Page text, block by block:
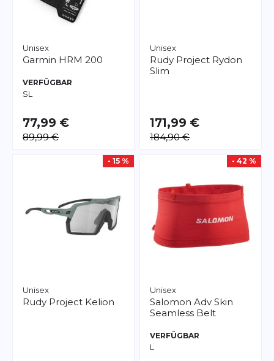
Unisex
Garmin HRM 200
VERFÜGBAR
SL
77,99 €
89,99 €
Unisex
Rudy Project Rydon
Slim
171,99 €
184,90 €
- 15 %
Unisex
Rudy Project Kelion
- 42 %
Unisex
Salomon Adv Skin
Seamless Belt
VERFÜGBAR
L